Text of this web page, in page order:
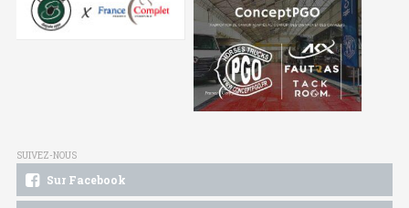
SUIVEZ-NOUS
Sur Facebook